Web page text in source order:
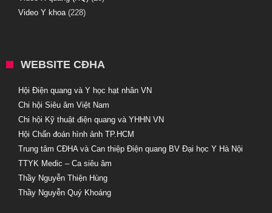
Video Y khoa(228)
WEBSITE CĐHA
Hội Điện quang và Y học hạt nhân VN
Chi hội Siêu âm Việt Nam
Chi hội Kỹ thuật điện quang và YHHN VN
Hội Chẩn đoán hình ảnh TP.HCM
Trung tâm CĐHA và Can thiệp Điện quang BV Đại học Y Hà Nội
TTYK Medic – Ca siêu âm
Thầy Nguyễn Thiện Hùng
Thầy Nguyễn Quý Khoáng